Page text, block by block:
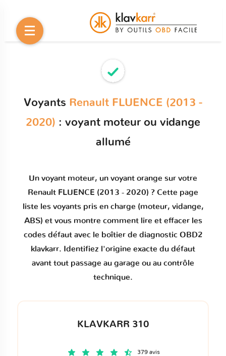
Voyants Renault FLUENCE (2013 -
2020) : voyant moteur ou vidange
allumé
Un voyant moteur, un voyant orange sur votre
Renault FLUENCE (2013 - 2020) ? Cette page
liste les voyants pris en charge (moteur, vidange,
ABS) et vous montre comment lire et effacer les
codes défautavec le boîtier de diagnostic OBD2
klavkarr. Identifiez l'origine exacte du défaut
avant tout passage au garage ou au contrôle
technique.
KLAVKARR 310
379 avis